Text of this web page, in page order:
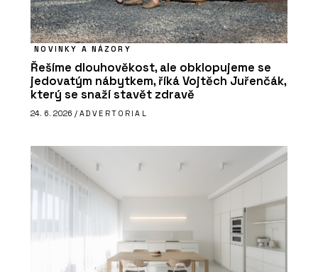
NOVINKY A NÁZORY
Řešíme dlouhověkost, ale obklopujeme se
jedovatým nábytkem, říká Vojtěch Juřenčák,
který se snaží stavět zdravě
24. 6. 2026 / ADVERTORIAL